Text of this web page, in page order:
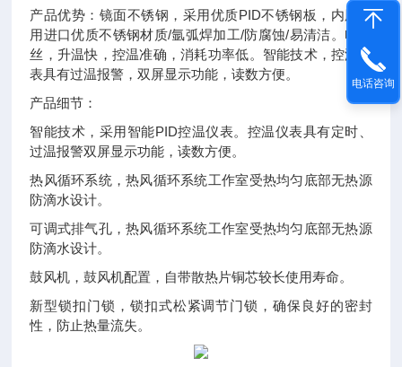
产品优势：镜面不锈钢，采用优质PID不锈钢板，内胆采
用进口优质不锈钢材质/氩弧焊加工/防腐蚀/易清洁。电热
丝，升温快，控温准确，消耗功率低。智能技术，控温仪
表具有过温报警，双屏显示功能，读数方便。
产品细节：
智能技术，采用智能PID控温仪表。控温仪表具有定时、
过温报警双屏显示功能，读数方便。
热风循环系统，热风循环系统工作室受热均匀底部无热源
防滴水设计。
可调式排气孔，热风循环系统工作室受热均匀底部无热源
防滴水设计。
鼓风机，鼓风机配置，自带散热片铜芯较长使用寿命。
新型锁扣门锁，锁扣式松紧调节门锁，确保良好的密封
性，防止热量流失。
电话咨询